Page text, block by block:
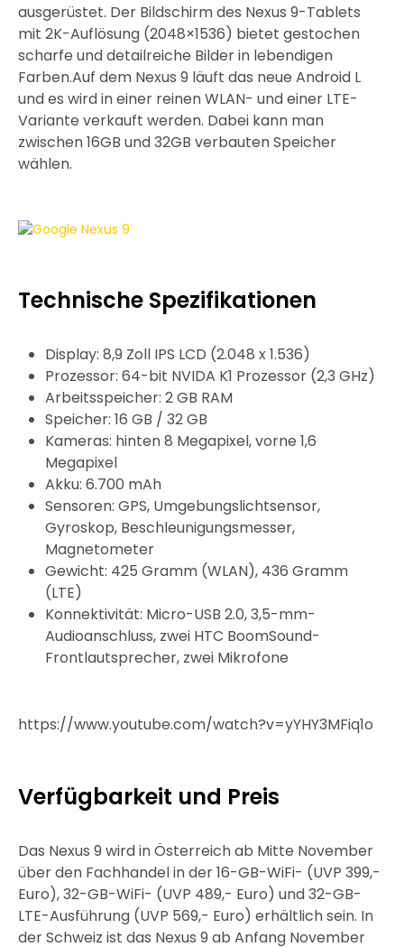
ausgerüstet. Der Bildschirm des Nexus 9-Tablets
mit 2K-Auflösung (2048×1536) bietet gestochen
scharfe und detailreiche Bilder in lebendigen
Farben.Auf dem Nexus 9 läuft das neue Android L
und es wird in einer reinen WLAN- und einer LTE-
Variante verkauft werden. Dabei kann man
zwischen 16GB und 32GB verbauten Speicher
wählen.
Technische Spezifikationen
Display: 8,9 Zoll IPS LCD (2.048 x 1.536)
Prozessor: 64-bit NVIDA K1 Prozessor (2,3 GHz)
Arbeitsspeicher: 2 GB RAM
Speicher: 16 GB / 32 GB
Kameras: hinten 8 Megapixel, vorne 1,6
Megapixel
Akku: 6.700 mAh
Sensoren: GPS, Umgebungslichtsensor,
Gyroskop, Beschleunigungsmesser,
Magnetometer
Gewicht: 425 Gramm (WLAN), 436 Gramm
(LTE)
Konnektivität: Micro-USB 2.0, 3,5-mm-
Audioanschluss, zwei HTC BoomSound-
Frontlautsprecher, zwei Mikrofone
https://www.youtube.com/watch?v=yYHY3MFiq1o
Verfügbarkeit und Preis
Das Nexus 9 wird in Österreich ab Mitte November
über den Fachhandel in der 16-GB-WiFi- (UVP 399,-
Euro), 32-GB-WiFi- (UVP 489,- Euro) und 32-GB-
LTE-Ausführung (UVP 569,- Euro) erhältlich sein. In
der Schweiz ist das Nexus 9 ab Anfang November